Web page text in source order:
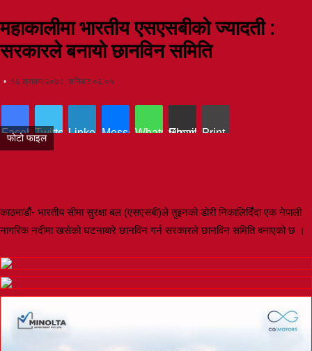
महाकालीमा भारतीय एसएसबीको ज्यादती :
सरकारले बनायो छानविन समिति
१६ श्रावण २०७८, शनिबार ०६:०५
Facebook
Twitter LinkedInMessengerWhatsApp
Share via Email Print
फोटो फाइल
काठमाडौं- भारतीय सीमा सुरक्षा बल (एसएसबी)ले तुइनको डोरी निकालिदिँदा एक नेपाली
नागरिक नदीमा खसेको घटनाबारे छानविन गर्न सरकारले छानविन समिति बनाएको छ ।